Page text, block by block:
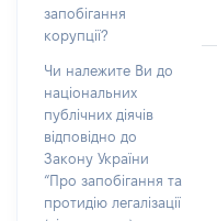
запобігання
корупції?
Чи належите Ви до
національних
публічних діячів
відповідно до
Закону України
“Про запобігання та
протидію легалізації